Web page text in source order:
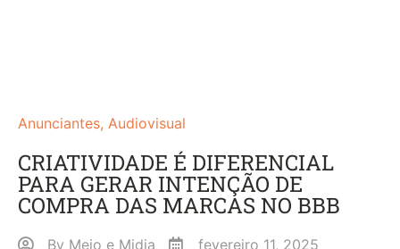
Anunciantes, Audiovisual
CRIATIVIDADE É DIFERENCIAL
PARA GERAR INTENÇÃO DE
COMPRA DAS MARCAS NO BBB
By Meio e Midia
fevereiro 11, 2025